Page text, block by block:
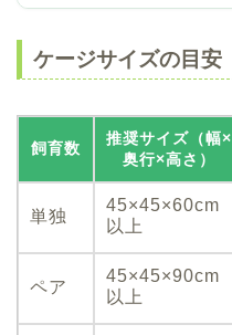
ケージサイズの目安
飼育数
推奨サイズ（幅×
奥行×高さ）
単独
45×45×60cm
以上
ペア
45×45×90cm
以上